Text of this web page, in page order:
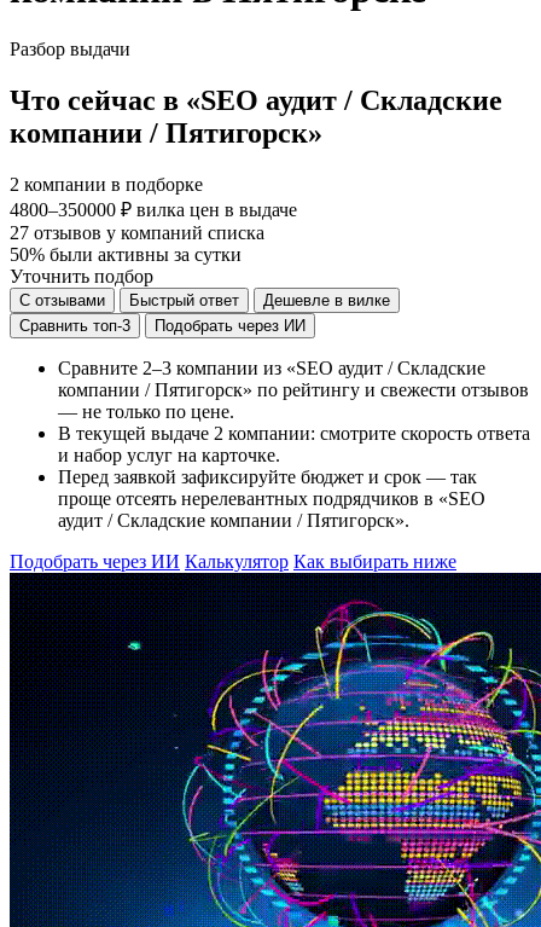
Разбор выдачи
Что сейчас в «SEO аудит / Складские
компании / Пятигорск»
2 компании в подборке
4800–350000 ₽ вилка цен в выдаче
27 отзывов у компаний списка
50% были активны за сутки
Уточнить подбор
С отзывами Быстрый ответ
Дешевле в вилке
Сравнить топ-3
Подобрать через ИИ
Сравните 2–3 компании из «SEO аудит / Складские
компании / Пятигорск» по рейтингу и свежести отзывов
— не только по цене.
В текущей выдаче 2 компании: смотрите скорость ответа
и набор услуг на карточке.
Перед заявкой зафиксируйте бюджет и срок — так
проще отсеять нерелевантных подрядчиков в «SEO
аудит / Складские компании / Пятигорск».
Подобрать через ИИ Калькулятор Как выбирать ниже